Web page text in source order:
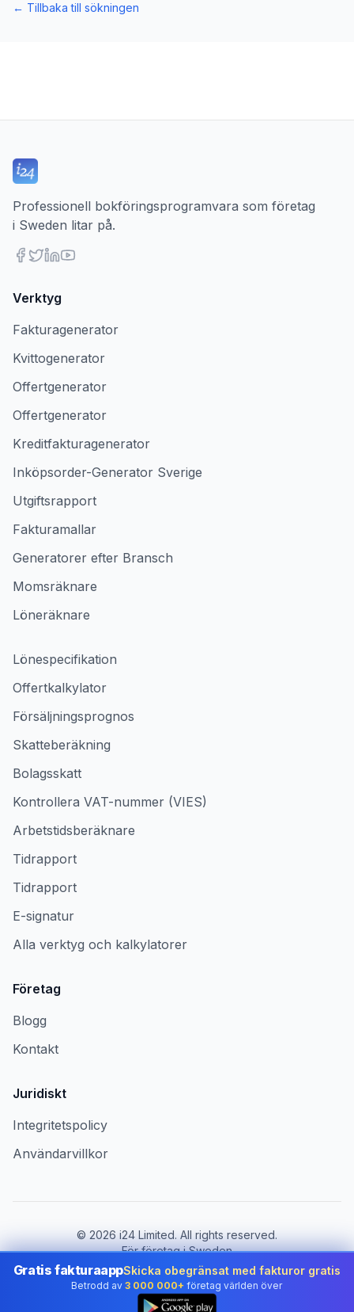
← Tillbaka till sökningen
Professionell bokföringsprogramvara som företag
i Sweden litar på.
Verktyg
Fakturagenerator
Kvittogenerator
Offertgenerator
Offertgenerator
Kreditfakturagenerator
Inköpsorder-Generator Sverige
Utgiftsrapport
Fakturamallar
Generatorer efter Bransch
Momsräknare
Löneräknare
Lönespecifikation
Offertkalkylator
Försäljningsprognos
Skatteberäkning
Bolagsskatt
Kontrollera VAT-nummer (VIES)
Arbetstidsberäknare
Tidrapport
Tidrapport
E-signatur
Alla verktyg och kalkylatorer
Företag
Blogg
Kontakt
Juridiskt
Integritetspolicy
Användarvillkor
© 2026 i24 Limited. All rights reserved.
För företag i Sweden
Byt land:
Sweden
Gratis fakturaappSkicka obegränsat med fakturor gratis
Betrodd av 3 000 000+ företag världen över